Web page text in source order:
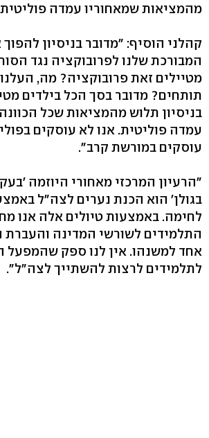
מהמציאות שמאחוריו עמדה
קהלני הוסיף: "מדובר בניסיון
המבורכת שלנו לפרובוקציה נגד
מטיילים זאת פרובוקציה? מה,
תותחים? מדובר בסך הכל בילדים
בניסיון תלוש מהמציאות שכל
עמדה פוליטית. אנו לא עוסקים
עוסקים במורשת קרב".
"הרעיון המרכזי מאחורי היוזמה
בגולן' הוא הכנת נערים לצה"ל
לחימה. באמצעות טיולים אלה אנו
התלמידים לשורשי המדינה והעברת
אחד למשנהו. אין לנו ספק שהמפעל
לתלמידים לרצות להשתייך לצה"ל".